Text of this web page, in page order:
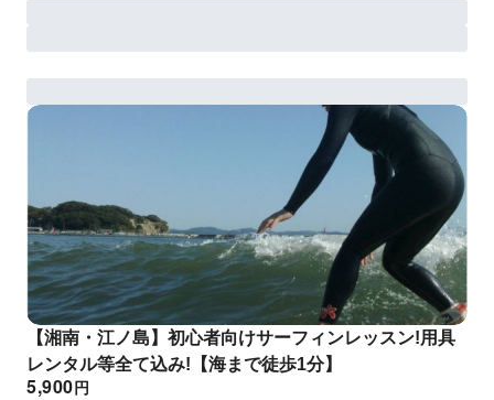
【湘南・江ノ島】初心者向けサーフィンレッスン!用具
レンタル等全て込み!【海まで徒歩1分】
円
5,900